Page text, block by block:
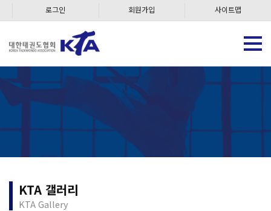
로그인 회원가입 사이트맵
KTA 갤러리
KTA Gallery